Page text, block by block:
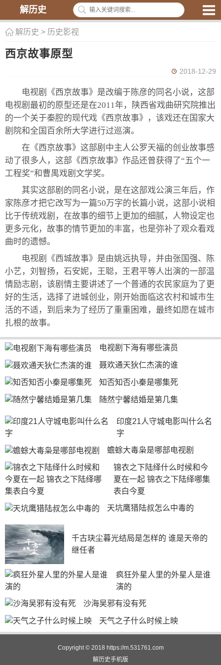
解历史
解历史 > 历史影视
西京故事原型
2018-12-29
电视剧《西京故事》是改编于陈彦的同名小说，这部
电视剧最初的原型还是在2011年，陕西省戏曲研究院推出
的一个关于秦腔的现代戏《西京故事》，该戏还在国家大
剧院和全国百余所大学进行过巡演。
在《西京故事》这部剧中主人公罗天福的创业故事感
动了很多人，这部《西京故事》作品还曾获得了“五个一
工程奖”和曹禺戏剧文学奖。
其实这部剧的同名小说，是在这部戏公演三年后，作
家陈彦才把它改写为一篇50万字的长篇小说，这部小说相
比于传统戏剧，在故事的细节上更加的细腻，人物设定也
更多元化，故事的情节更加的丰富，也是弥补了观众看戏
曲时的遗憾。
电视剧《西城故事》是由姚远执导，并由张国强、陈
小艺，刘智扬，石安妮，王聪，王君平等人出演的一部温
情励志剧，该剧情主要讲述了一个普通的农民家庭为了更
好的生活，选择了进城创业，刚开始面临这农村和城市生
活的不适，到后来为了经历了重重困难，最终如愿在城市
扎根的故事。
电视剧下海有哪些演员
聂欢通天狄仁杰演的谁
知否知否小秦是哪集死
随然宁馨结婚是第几集
印度21人守城电影叫什么名
字
蟾蜍大毒枭是哪部电视剧
锦衣之下陆绎什么时候和今
夏在一起 锦衣之下陆绎哪集
表白今夏
天坑鹰猎陆叔怎么中毒的
千古玦尘暮光结局是怎样的 谁是天帝的
继任者
疯狂外星人里的外星人是谁
演的
沙海吴邪有没有死
天气之子什么时候上映
Copyright © 2018 https://m.531761.com
解历史手机版